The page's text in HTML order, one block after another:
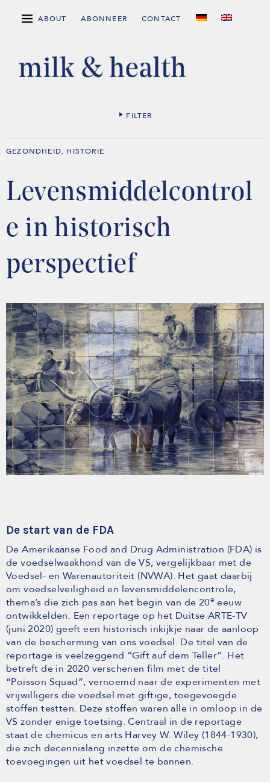
ABOUT ABONNEER CONTACT
FILTER
GEZONDHEID HISTORIE
Levensmiddelcontrol
e in historisch
perspectief
De start van de FDA
De Amerikaanse Food and Drug Administration (FDA) is
de voedselwaakhond van de VS, vergelijkbaar met de
Voedsel- en Warenautoriteit (NVWA). Het gaat daarbij
om voedselveiligheid en levensmiddelencontrole,
thema’s die zich pas aan het begin van de 20e eeuw
ontwikkelden. Een reportage op het Duitse ARTE-TV
(juni 2020) geeft een historisch inkijkje naar de aanloop
van de bescherming van ons voedsel. De titel van de
reportage is veelzeggend “Gift auf dem Teller”. Het
betreft de in 2020 verschenen film met de titel
“Poisson Squad”, vernoemd naar de experimenten met
vrijwilligers die voedsel met giftige, toegevoegde
stoffen testten. Deze stoffen waren alle in omloop in de
VS zonder enige toetsing. Centraal in de reportage
staat de chemicus en arts Harvey W. Wiley (1844-1930),
die zich decennialang inzette om de chemische
toevoegingen uit het voedsel te bannen.